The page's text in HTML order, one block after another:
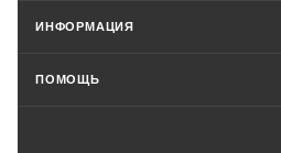
ИНФОРМАЦИЯ
ПОМОЩЬ